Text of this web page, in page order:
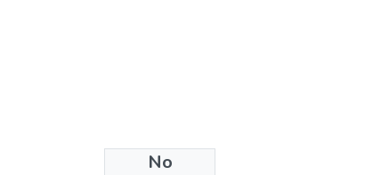
No